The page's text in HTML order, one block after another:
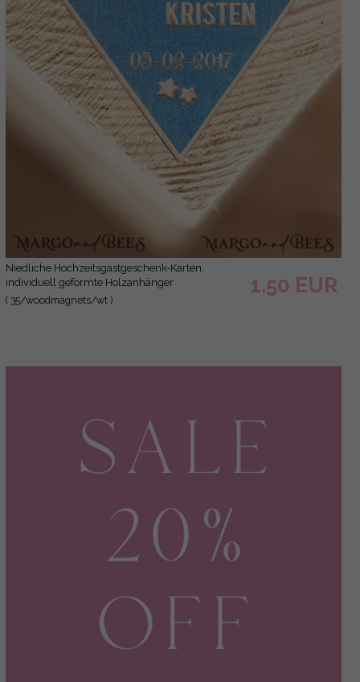
niedliche Hochzeitsgastgeschenk-Karten,
individuell geformte Holzanhänger
( 35/woodmagnets/wt )
1.50 EUR